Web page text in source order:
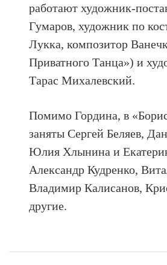
работают художник-
Гумаров, художник по
Лукка, композитор
Приватного Танца») и
Тарас Михалевский.
Помимо Гордина, в
заняты Сергей Беляев,
Юлия Хлынина и
Александр Кудренко,
Владимир Калисанов,
другие.